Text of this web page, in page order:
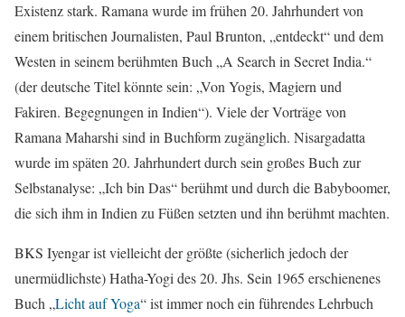
Existenz stark. Ramana wurde im frühen 20. Jahrhundert von
einem britischen Journalisten, Paul Brunton, „entdeckt“ und dem
Westen in seinem berühmten Buch „A Search in Secret India.“
(der deutsche Titel könnte sein: „Von Yogis, Magiern und
Fakiren. Begegnungen in Indien“). Viele der Vorträge von
Ramana Maharshi sind in Buchform zugänglich. Nisargadatta
wurde im späten 20. Jahrhundert durch sein großes Buch zur
Selbstanalyse: „Ich bin Das“ berühmt und durch die Babyboomer,
die sich ihm in Indien zu Füßen setzten und ihn berühmt machten.
BKS Iyengar ist vielleicht der größte (sicherlich jedoch der
unermüdlichste) Hatha-Yogi des 20. Jhs. Sein 1965 erschienenes
Buch „Licht auf Yoga“ ist immer noch ein führendes Lehrbuch